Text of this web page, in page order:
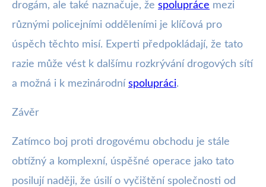
drogám, ale také naznačuje, že spolupráce mezi
různými policejními odděleními je klíčová pro
úspěch těchto misí. Experti předpokládají, že tato
razie může vést k dalšímu rozkrývání drogových sítí
a možná i k mezinárodní spolupráci.
Závěr
Zatímco boj proti drogovému obchodu je stále
obtížný a komplexní, úspěšné operace jako tato
posilují naději, že úsilí o vyčištění společnosti od